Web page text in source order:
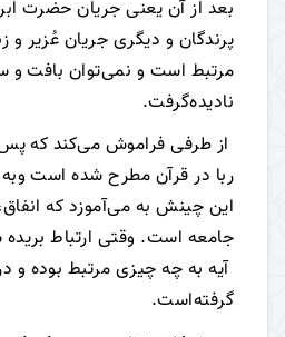
بعد از آن یعنی جریان حضرت
پرندگان و دیگری جریان عُزیر
مرتبط است و نمی‌توان بافت و
نادیده‌گرفت.
از طرفی فراموش می‌کند که پس
ربا در قرآن مطرح شده است
این چینش به می‌آموزد که
جامعه است. وقتی ارتباط بریده
آیه به چه چیزی مرتبط بوده و
گرفته‌است.